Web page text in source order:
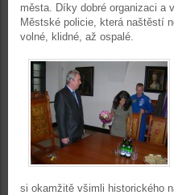
města. Díky dobré organizaci a
Městské policie, která naštěstí
volné, klidné, až ospalé.
si okamžitě všimli historického